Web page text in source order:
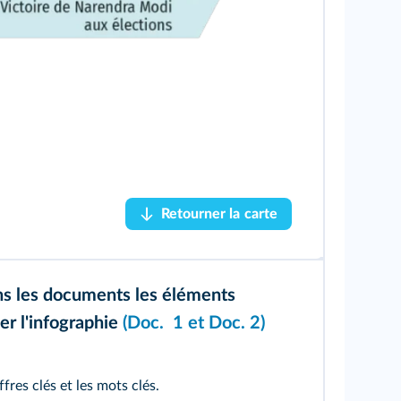
Retourner la carte
Retourner la carte
les documents les éléments
l'infographie ( Doc. 1 et Doc. 2)
clés et les mots clés.